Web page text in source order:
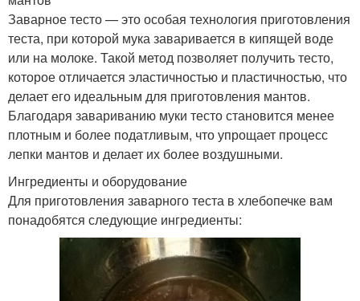
Заварное тесто — это особая технология приготовления
теста, при которой мука заваривается в кипящей воде
или на молоке. Такой метод позволяет получить тесто,
которое отличается эластичностью и пластичностью, что
делает его идеальным для приготовления мантов.
Благодаря завариванию муки тесто становится менее
плотным и более податливым, что упрощает процесс
лепки мантов и делает их более воздушными.
Ингредиенты и оборудование
Для приготовления заварного теста в хлебопечке вам
понадобятся следующие ингредиенты: